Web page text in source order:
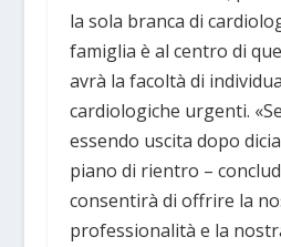
la sola branca di
famiglia è al centro di
avrà la facoltà di
cardiologiche urgenti.
essendo uscita dopo
piano di rientro –
consentirà di offrire la
professionalità e la